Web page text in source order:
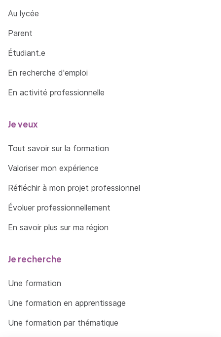
Au lycée
Parent
Étudiant.e
En recherche d'emploi
En activité professionnelle
Je veux
Tout savoir sur la formation
Valoriser mon expérience
Réfléchir à mon projet professionnel
Évoluer professionnellement
En savoir plus sur ma région
Je recherche
Une formation
Une formation en apprentissage
Une formation par thématique